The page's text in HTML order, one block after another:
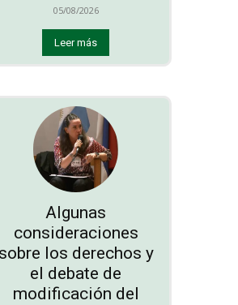
05/08/2026
Leer más
Algunas
consideraciones
sobre los derechos y
el debate de
modificación del